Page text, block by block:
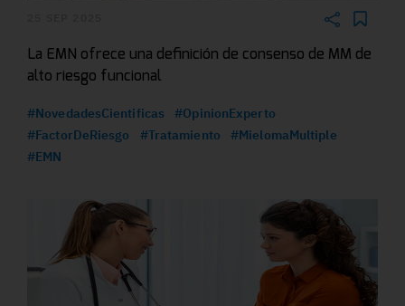
La EMN ofrece una definición de consenso de MM de
alto riesgo funcional
#NovedadesCientificas
#OpinionExperto
#FactorDeRiesgo
#Tratamiento
#MielomaMultiple
#EMN